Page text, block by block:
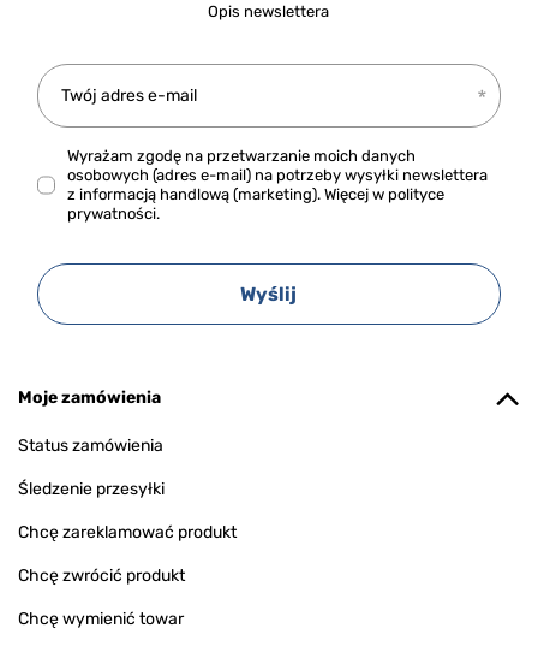
Opis newslettera
Twój adres e-mail
Wyrażam zgodę na przetwarzanie moich danych
osobowych (adres e-mail) na potrzeby wysyłki newslettera
z informacją handlową (marketing). Więcej w polityce
prywatności.
Wyślij
Moje zamówienia
Status zamówienia
Śledzenie przesyłki
Chcę zareklamować produkt
Chcę zwrócić produkt
Chcę wymienić towar